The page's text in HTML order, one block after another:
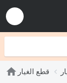
قطع الغيار